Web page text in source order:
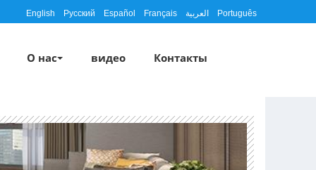
English Русский Español Français العربية Português
О нас видео Контакты